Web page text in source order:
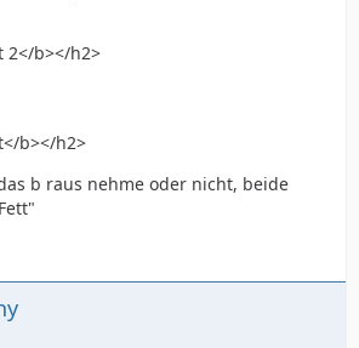
2</b></h2>
b></h2>
b raus nehme oder nicht, beide